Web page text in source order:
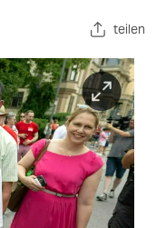
teilen